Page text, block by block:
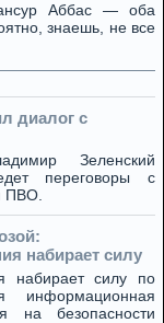
Аббас — оба
знаешь, не все
диалог с
Зеленский
переговоры с
ПВО.
набирает силу
набирает силу по
на безопасности